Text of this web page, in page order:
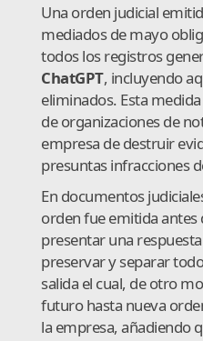
Una orden judicial
mediados de mayo
todos los registros
ChatGPT, incluyendo
eliminados. Esta
de organizaciones de
empresa de destruir
presuntas infracciones
En documentos
orden fue emitida antes
presentar una
preservar y separar
salida el cual, de otro
futuro hasta nueva
la empresa, añadiendo